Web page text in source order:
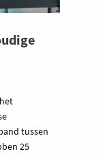
tussen
25